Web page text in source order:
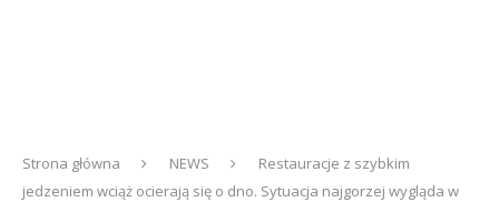
Strona główna NEWS
Restauracje z szybkim
jedzeniem wciąż ocierają się o dno. Sytuacja najgorzej wygląda w